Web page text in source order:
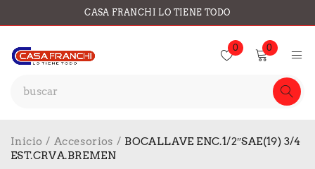
CASA FRANCHI LO TIENE TODO
0 0
Inicio / Accesorios / BOCALLAVE ENC.1/2″SAE(19) 3/4
EST.CRVA.BREMEN